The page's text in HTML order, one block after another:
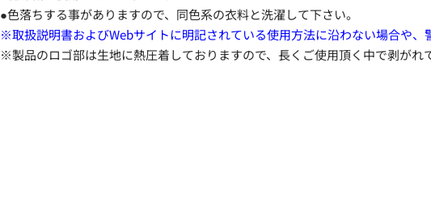
●色落ちする事がありますので、同色系の衣料と洗濯して下さい。
※取扱説明書およびWebサイトに明記されている使用方法に沿わない場合や
※製品のロゴ部は生地に熱圧着しておりますので、長くご使用頂く中で剥がれ